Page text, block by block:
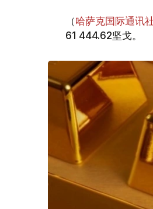
（哈萨克国际通讯
61 444.62坚戈。